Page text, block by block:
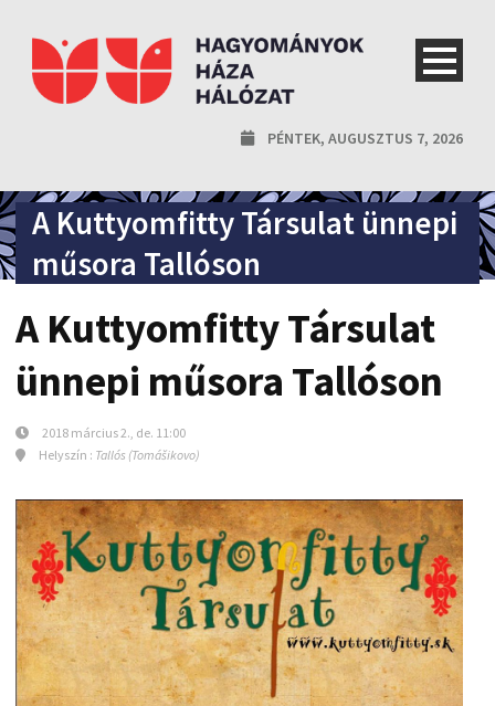
PÉNTEK, AUGUSZTUS 7, 2026
A Kuttyomfitty Társulat ünnepi
műsora Tallóson
A Kuttyomfitty Társulat
ünnepi műsora Tallóson
2018 március 2., de. 11:00
Helyszín : Tallós (Tomášikovo)